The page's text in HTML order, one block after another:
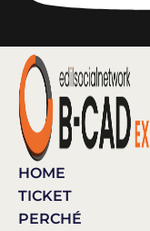
HOME
TICKET
PERCHÉ